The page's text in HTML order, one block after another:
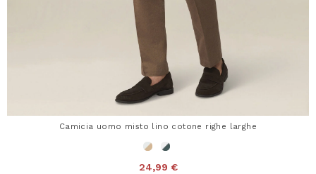
Camicia uomo misto lino cotone righe larghe
24,99 €